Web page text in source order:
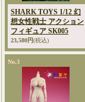
SHARK TOYS 1/12 幻
想女性戦士 アクション
フィギュア SK005
23,580円(税込)
No.3